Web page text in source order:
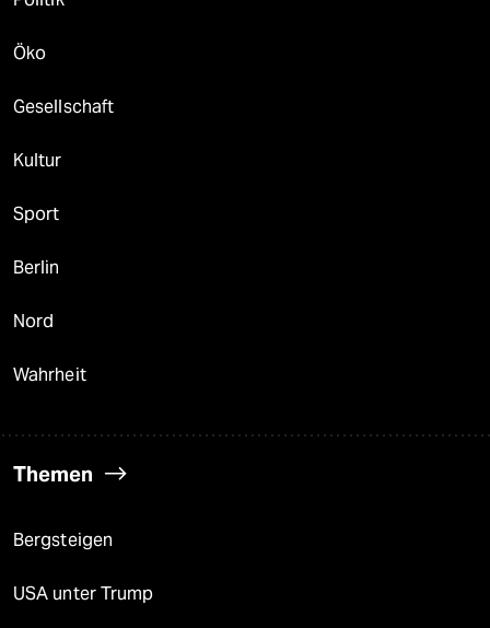
Öko
Gesellschaft
Kultur
Sport
Berlin
Nord
Wahrheit
Themen
Bergsteigen
USA unter Trump